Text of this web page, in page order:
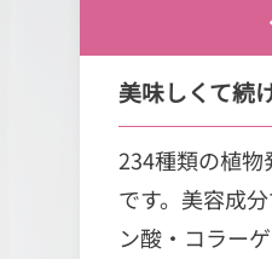
美味しくて続
234種類の植
です。美容成
ン酸・コラー